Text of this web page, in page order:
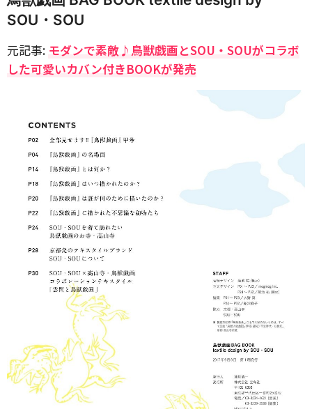
SOU・SOU
元記事: モダンで素敵♪鳥獣戯画とSOU・SOUがコラボ
した可愛いカバン付きBOOKが発売